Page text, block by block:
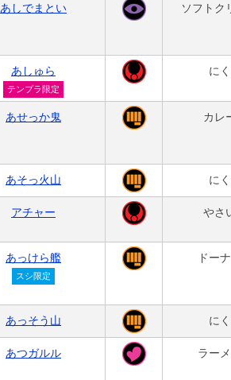
あしでまとい ソフトク
あしゅら
テンプラ限定
にく
あせっか鬼 カレ
あそっ火山 にく
アチャー やさ
あっけら艦
スシ限定
ドー
あっそう山 にく
あつガルル ラー